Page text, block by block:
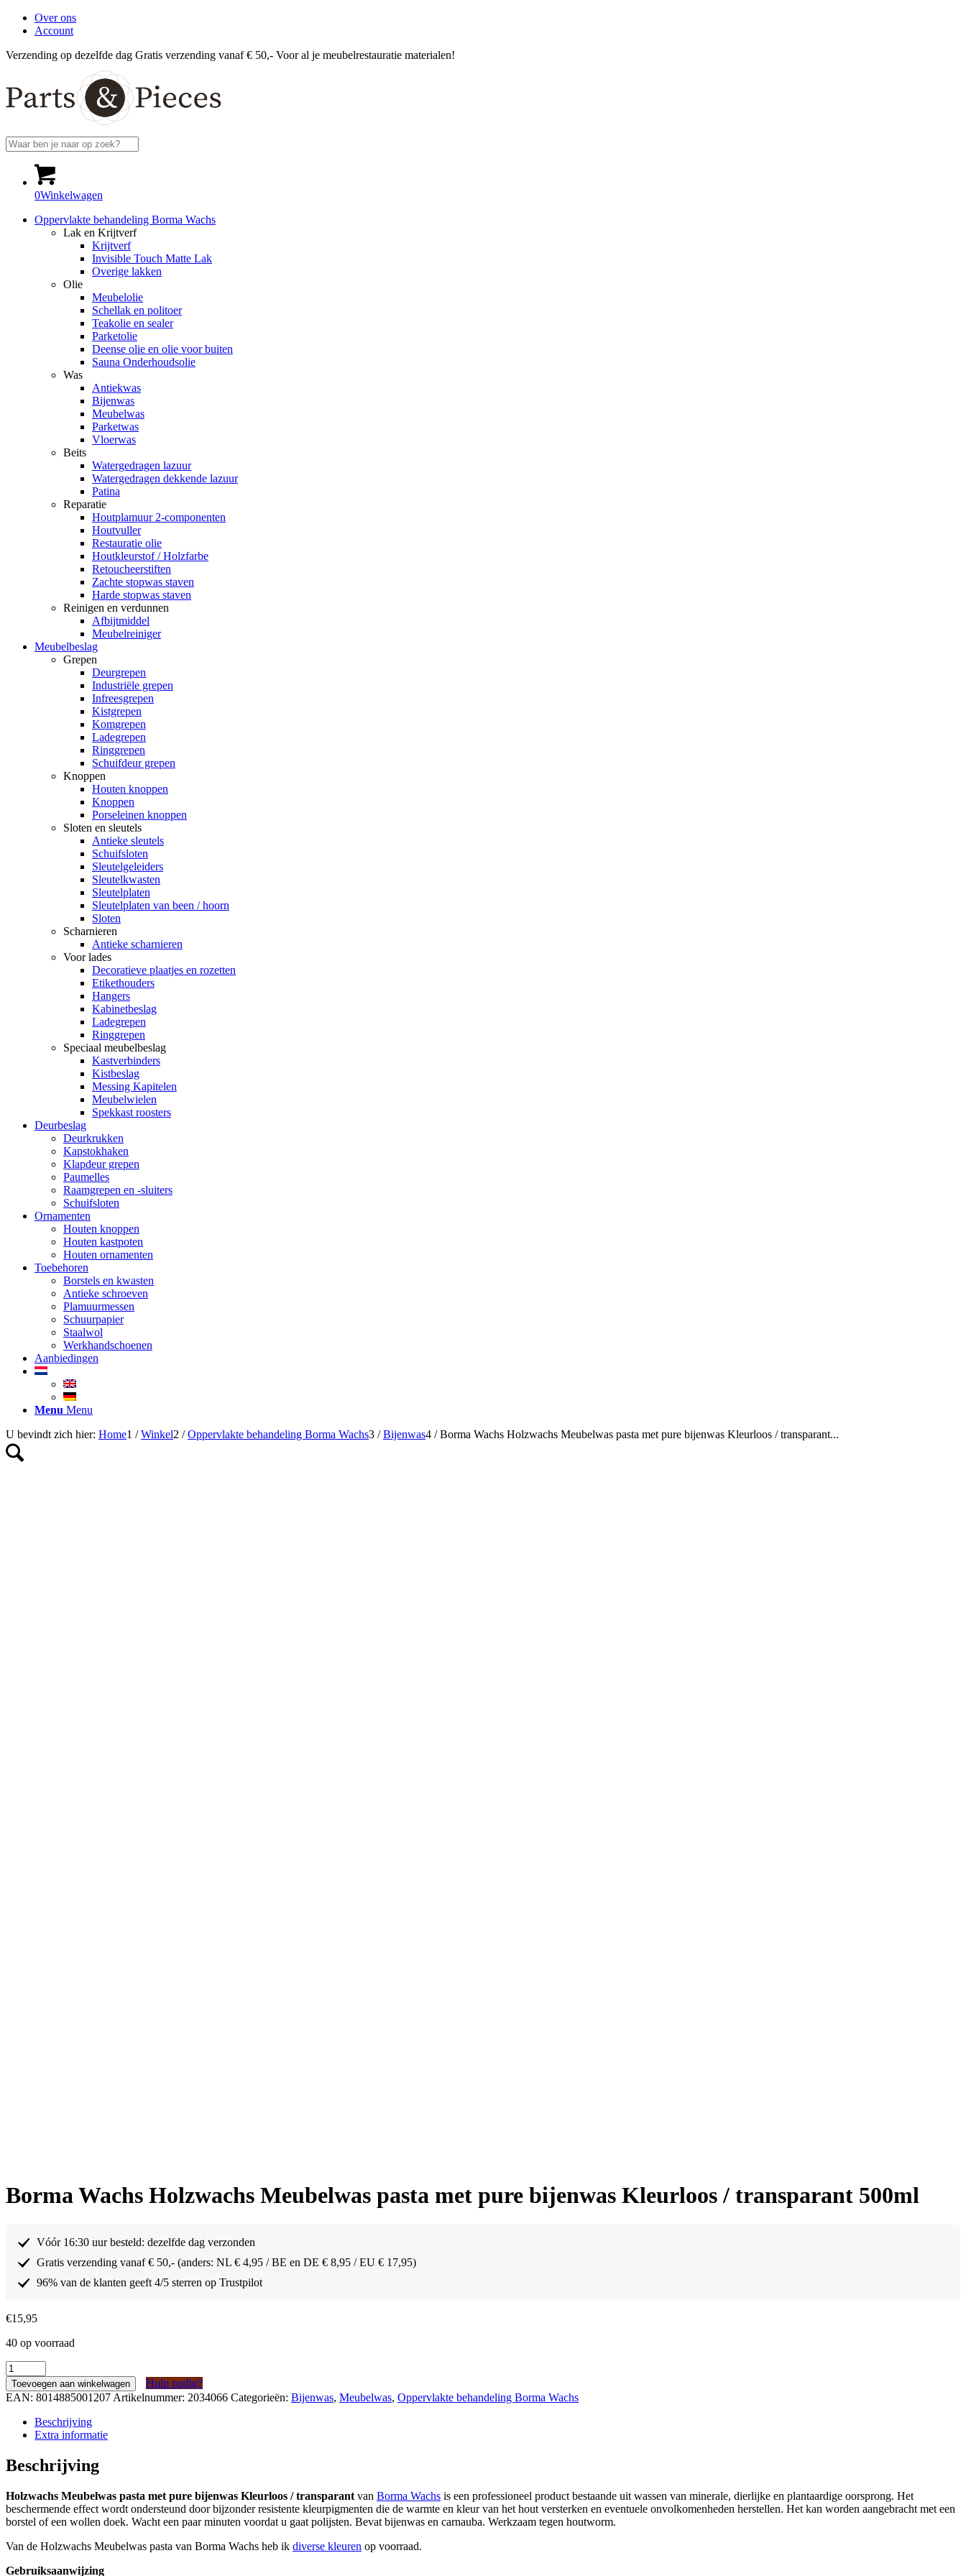
Over ons
Account
Verzending op dezelfde dag Gratis verzending vanaf € 50,- Voor al je meubelrestauratie materialen!
0Winkelwagen
Oppervlakte behandeling Borma Wachs
Lak en Krijtverf
Krijtverf
Invisible Touch Matte Lak
Overige lakken
Olie
Meubelolie
Schellak en politoer
Teakolie en sealer
Parketolie
Deense olie en olie voor buiten
Sauna Onderhoudsolie
Was
Antiekwas
Bijenwas
Meubelwas
Parketwas
Vloerwas
Beits
Watergedragen lazuur
Watergedragen dekkende lazuur
Patina
Reparatie
Houtplamuur 2-componenten
Houtvuller
Restauratie olie
Houtkleurstof / Holzfarbe
Retoucheerstiften
Zachte stopwas staven
Harde stopwas staven
Reinigen en verdunnen
Afbijtmiddel
Meubelreiniger
Meubelbeslag
Grepen
Deurgrepen
Industriële grepen
Infreesgrepen
Kistgrepen
Komgrepen
Ladegrepen
Ringgrepen
Schuifdeur grepen
Knoppen
Houten knoppen
Knoppen
Porseleinen knoppen
Sloten en sleutels
Antieke sleutels
Schuifsloten
Sleutelgeleiders
Sleutelkwasten
Sleutelplaten
Sleutelplaten van been / hoorn
Sloten
Scharnieren
Antieke scharnieren
Voor lades
Decoratieve plaatjes en rozetten
Etikethouders
Hangers
Kabinetbeslag
Ladegrepen
Ringgrepen
Speciaal meubelbeslag
Kastverbinders
Kistbeslag
Messing Kapitelen
Meubelwielen
Spekkast roosters
Deurbeslag
Deurkrukken
Kapstokhaken
Klapdeur grepen
Paumelles
Raamgrepen en -sluiters
Schuifsloten
Ornamenten
Houten knoppen
Houten kastpoten
Houten ornamenten
Toebehoren
Borstels en kwasten
Antieke schroeven
Plamuurmessen
Schuurpapier
Staalwol
Werkhandschoenen
Aanbiedingen
Menu Menu
U bevindt zich hier: Home1 / Winkel2 / Oppervlakte behandeling Borma Wachs3 / Bijenwas4 / Borma Wachs Holzwachs Meubelwas pasta met pure bijenwas Kleurloos / transparant...
Borma Wachs Holzwachs Meubelwas pasta met pure bijenwas Kleurloos / transparant 500ml
Vóór 16:30 uur besteld: dezelfde dag verzonden
Gratis verzending vanaf € 50,- (anders: NL € 4,95 / BE en DE € 8,95 / EU € 17,95)
96% van de klanten geeft 4/5 sterren op Trustpilot
€15,95
40 op voorraad
Borma
Wachs
Holzwachs
Meubelwas
pasta
bijenwas
Kleurloos
transparant
500ml
aantal
Toevoegen aan winkelwagen
Hulp nodig?
EAN: 8014885001207 Artikelnummer: 2034066 Categorieën: Bijenwas, Meubelwas, Oppervlakte behandeling Borma Wachs
Beschrijving
Extra informatie
Beschrijving
Holzwachs Meubelwas pasta met pure bijenwas Kleurloos / transparant van Borma Wachs is een professioneel product bestaande uit wassen van minerale, dierlijke en plantaardige oorsprong. Het
beschermende effect wordt ondersteund door bijzonder resistente kleurpigmenten die de warmte en kleur van het hout versterken en eventuele onvolkomenheden herstellen. Het kan worden aangebracht met een
borstel of een wollen doek. Wacht een paar minuten voordat u gaat polijsten. Bevat bijenwas en carnauba. Werkzaam tegen houtworm.
Van de Holzwachs Meubelwas pasta van Borma Wachs heb ik diverse kleuren op voorraad.
Gebruiksaanwijzing